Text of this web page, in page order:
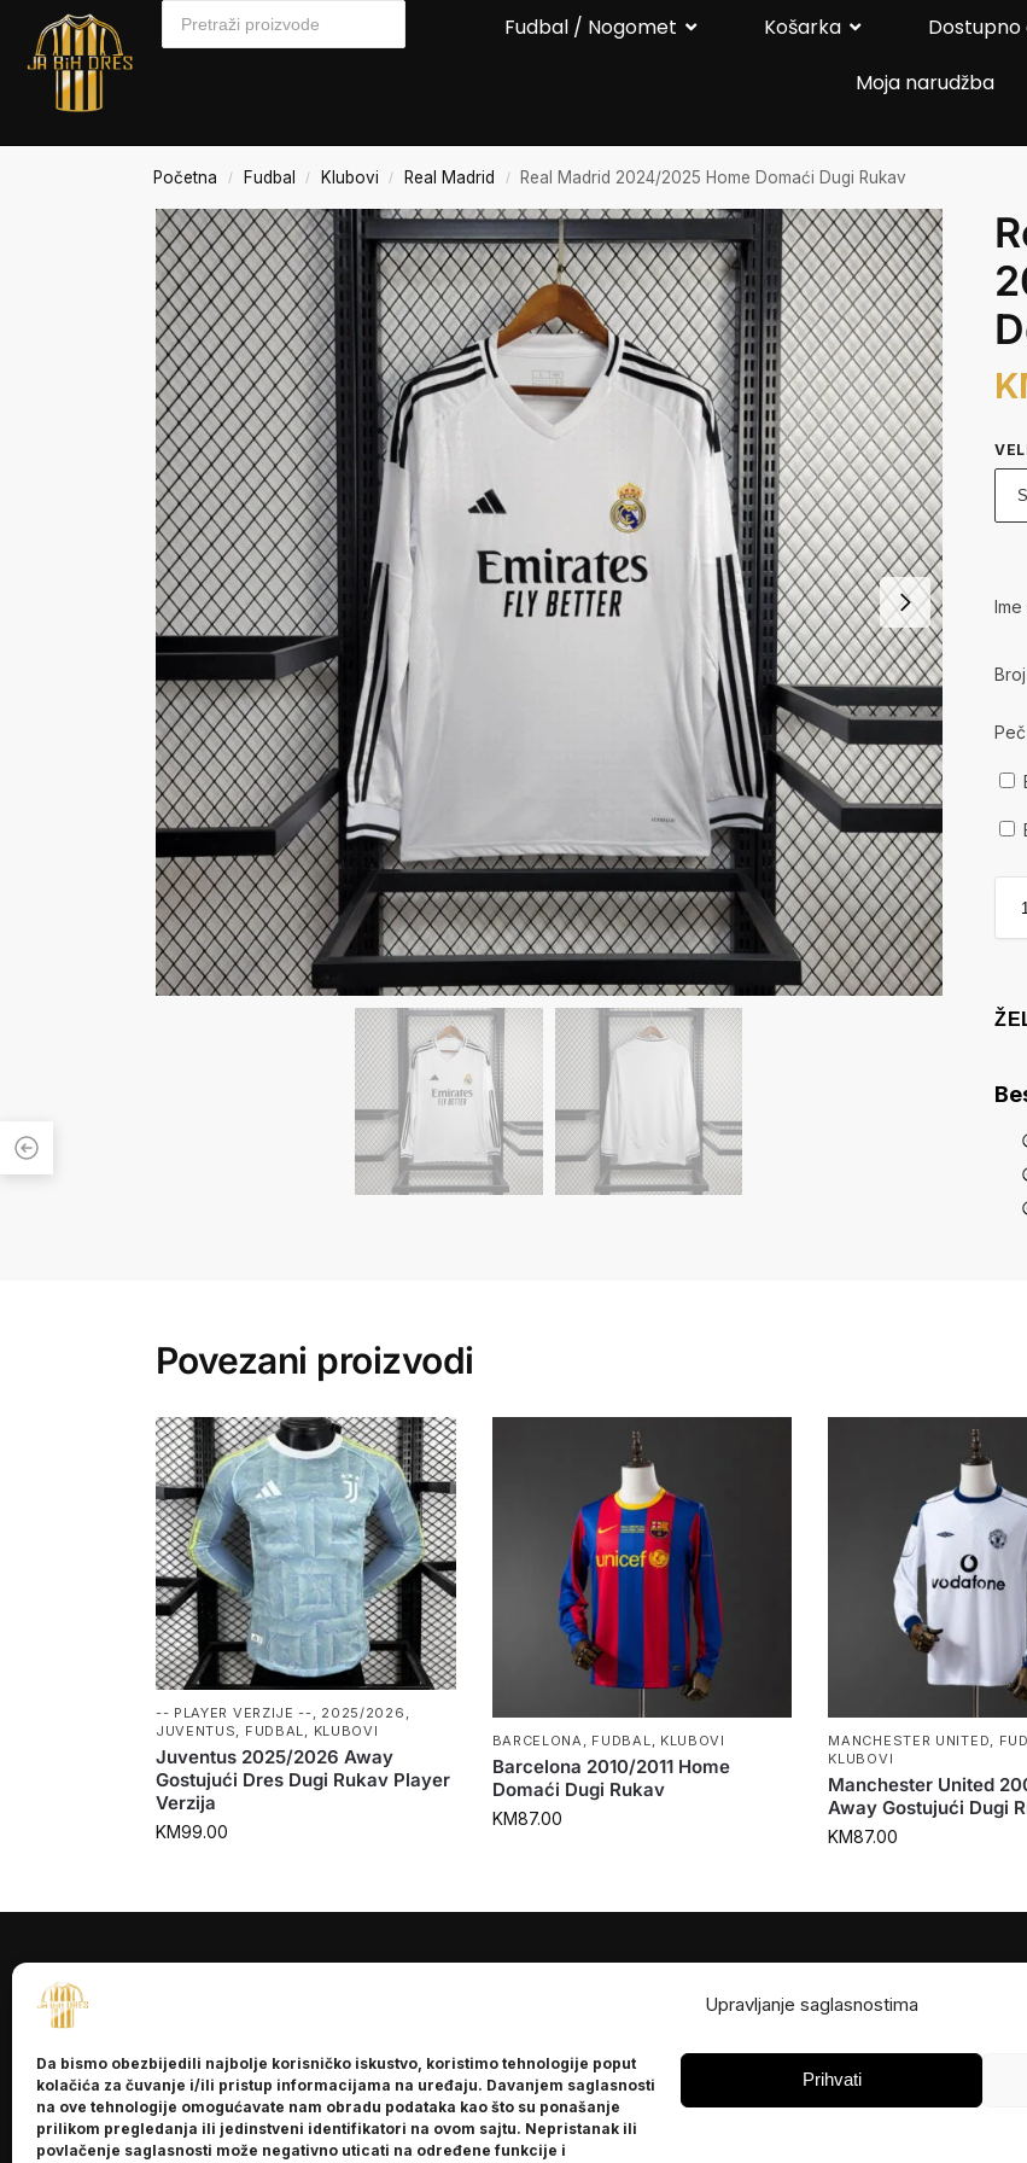
Upravljanje saglasnostima
Da bismo obezbijedili najbolje korisničko iskustvo, koristimo tehnologije poput
kolačića za čuvanje i/ili pristup informacijama na uređaju. Davanjem saglasnosti
na ove tehnologije omogućavate nam obradu podataka kao što su ponašanje
prilikom pregledanja ili jedinstveni identifikatori na ovom sajtu. Nepristanak ili
povlačenje saglasnosti može negativno uticati na određene funkcije i
Prihvati
Fudbal / Nogomet Košarka
Moja narudžba
Početna / Fudbal / Klubovi / Real Madrid / Real Madrid 2024/2025 Home Domaći Dugi Rukav
S
Povezani proizvodi
-- PLAYER VERZIJE -- 2025/2026
JUVENTUS
FUDBAL KLUBOVI
Juventus 2025/2026 Away
Gostujući Dres Dugi Rukav Player
Verzija
KM99.00
BARCELONA FUDBAL KLUBOVI
Barcelona 2010/2011 Home
Domaći Dugi Rukav
KM87.00
MANCHESTER UNITED
KLUBOVI
Manchester United
Away Gostujući Dugi
KM87.00
Kontakt
POMOĆ
Politika privatnosti